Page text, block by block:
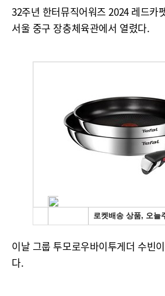
32주년 한터뮤직어워즈 2024 레드카
서울 중구 장충체육관에서 열렸다.
이날 그룹 투모로우바이투게더 수빈
다.